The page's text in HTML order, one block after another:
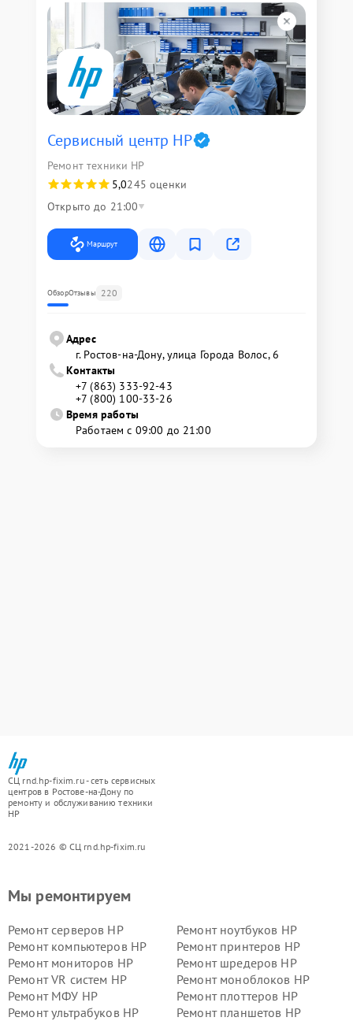
Сервисный центр HP
Ремонт техники HP
5,0245 оценки
Открыто до 21:00
Маршрут
ОбзорОтзывы 220
Адрес
г. Ростов-на-Дону, улица Города Волос, 6
Контакты
+7 (863) 333-92-43
+7 (800) 100-33-26
Время работы
Работаем с 09:00 до 21:00
СЦ rnd.hp-fixim.ru - сеть сервисных
центров в Ростове-на-Дону по
ремонту и обслуживанию техники
HP
2021-2026 © СЦ rnd.hp-fixim.ru
Мы ремонтируем
Ремонт серверов HP
Ремонт ноутбуков HP
Ремонт компьютеров HP
Ремонт принтеров HP
Ремонт мониторов HP
Ремонт шредеров HP
Ремонт VR систем HP
Ремонт моноблоков HP
Ремонт МФУ HP
Ремонт плоттеров HP
Ремонт ультрабуков HP
Ремонт планшетов HP